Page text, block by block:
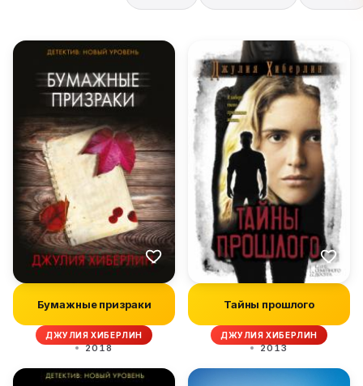
Бумажные призраки
ДЖУЛИЯ ХИБЕРЛИН
2018
Тайны прошлого
ДЖУЛИЯ ХИБЕРЛИН
2013